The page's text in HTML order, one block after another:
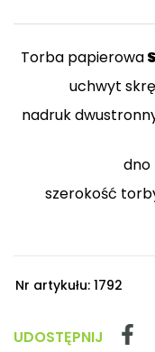
Torba papierowa
uchwyt
nadruk
dno
szerokość
Nr artykułu: 1792
UDOSTĘPNIJ